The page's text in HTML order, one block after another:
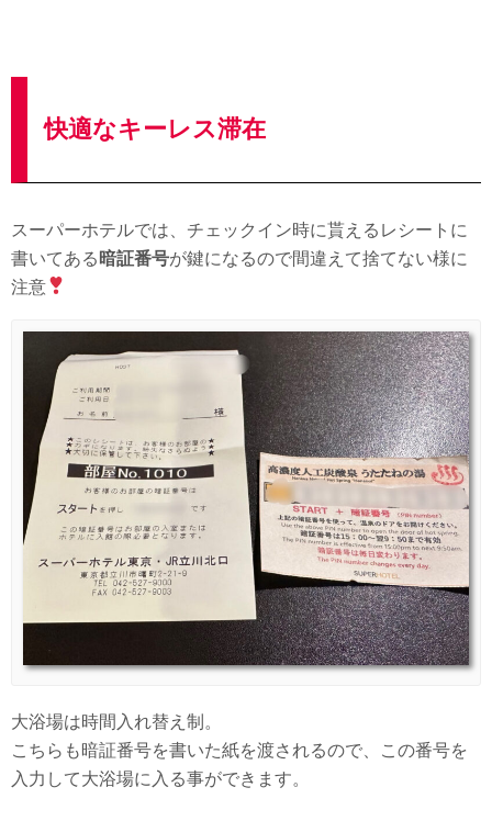
快適なキーレス滞在
スーパーホテルでは、チェックイン時に貰えるレシートに
書いてある 暗証番号が鍵になるので間違えて捨てない様に
注意
大浴場は時間入れ替え制。
こちらも暗証番号を書いた紙を渡されるので、この番号を
入力して大浴場に入る事ができます。